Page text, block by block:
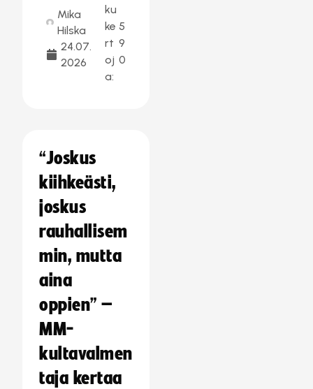
Mika
Hilska
24.07.
2026
ku
ke
rt
oj
a:
5
9
0
“Joskus
kiihkeästi,
joskus
rauhallisem
min, mutta
aina
oppien” –
MM-
kultavalmen
taja kertaa